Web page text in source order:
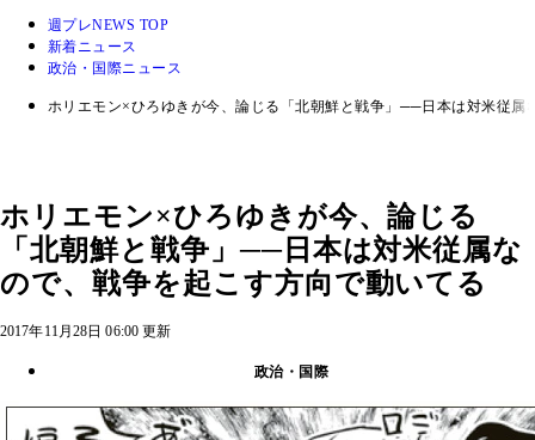
週プレNEWS TOP
新着ニュース
政治・国際ニュース
ホリエモン×ひろゆきが今、論じる「北朝鮮と戦争」──日本は対米従属
ホリエモン×ひろゆきが今、論じる
「北朝鮮と戦争」──日本は対米従属な
ので、戦争を起こす方向で動いてる
2017年11月28日 06:00 更新
政治・国際